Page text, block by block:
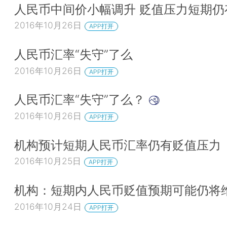
人民币中间价小幅调升 贬值压力短期
2016年10月26日 APP打开
人民币汇率“失守”了么
2016年10月26日 APP打开
人民币汇率“失守”了么？
2016年10月26日 APP打开
机构预计短期人民币汇率仍有贬值压力
2016年10月25日 APP打开
机构：短期内人民币贬值预期可能仍将
2016年10月24日 APP打开